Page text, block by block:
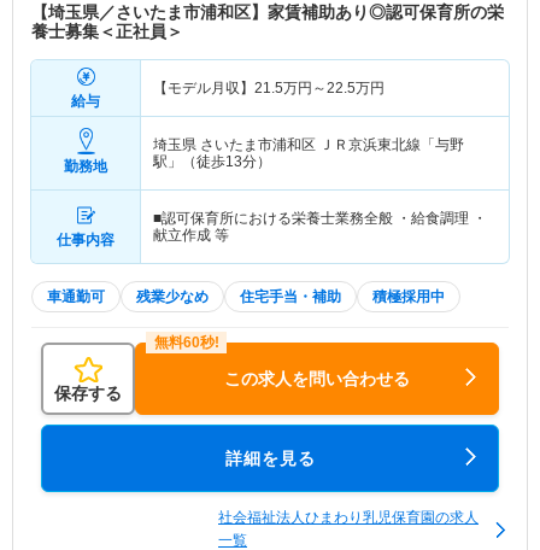
【埼玉県／さいたま市浦和区】家賃補助あり◎認可保育所の栄
養士募集＜正社員＞
給与
【モデル月収】 21.5万円～22.5万円
勤務地
埼玉県 さいたま市浦和区 ＪＲ京浜東北線「与野
駅」（徒歩13分）
仕事内容
■認可保育所における栄養士業務全般 ・給食調理 ・
献立作成 等
車通勤可 残業少なめ 住宅手当・補助 積極採用中
保存する
この求人を問い合わせる
詳細を見る
社会福祉法人ひまわり乳児保育園の求人
一覧